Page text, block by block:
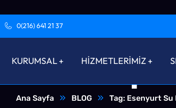
0(216) 641 21 37
KURUMSAL HİZMETLERİMİZ
Su
Ana Sayfa BLOG Tag: Esenyurt Su